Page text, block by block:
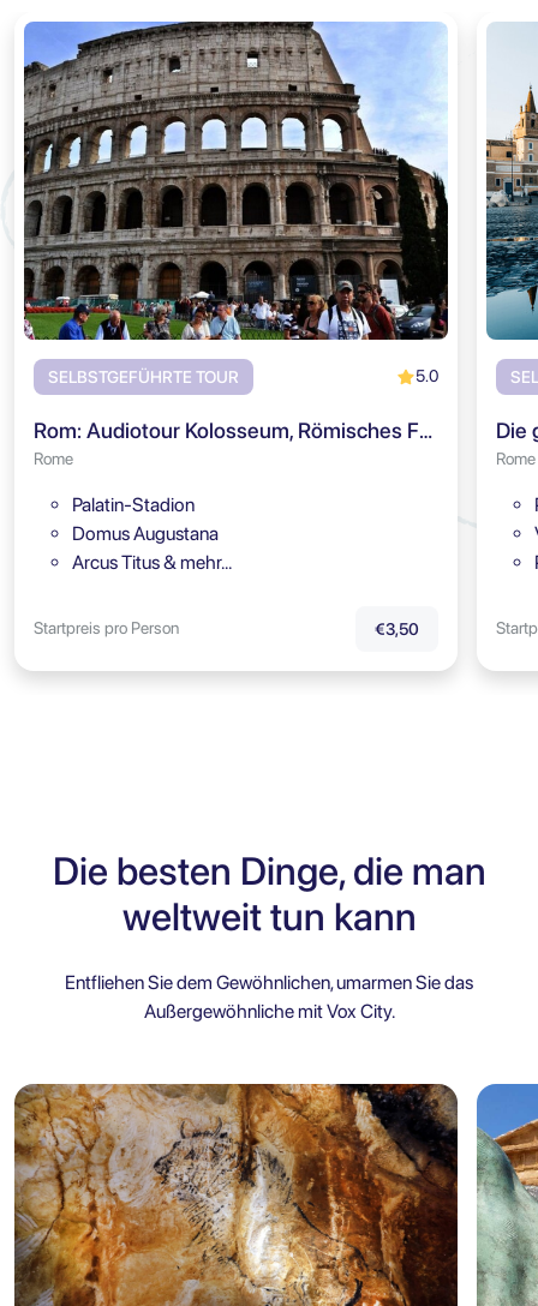
SELBSTGEFÜHRTE TOUR 5.0
Rom: Audiotour Kolosseum, Römisches Forum & Palatin
Rome
Palatin-Stadion
Domus Augustana
Arcus Titus & mehr…
Startpreis pro Person €3,50
Rome
Die besten Dinge, die man
weltweit tun kann
Entfliehen Sie dem Gewöhnlichen, umarmen Sie das
Außergewöhnliche mit Vox City.